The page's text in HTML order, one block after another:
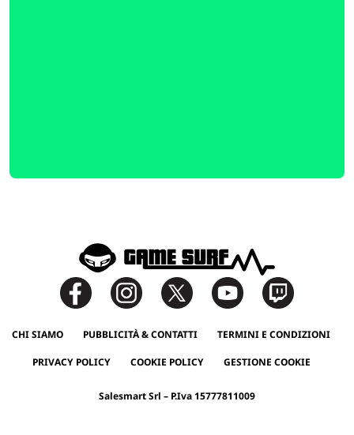
CHI SIAMO PUBBLICITÀ & CONTATTI TERMINI E CONDIZIONI
PRIVACY POLICY COOKIE POLICY GESTIONE COOKIE
Salesmart Srl – P.Iva 15777811009